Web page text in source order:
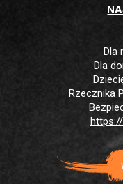
Dla
Dla
Rzecznika